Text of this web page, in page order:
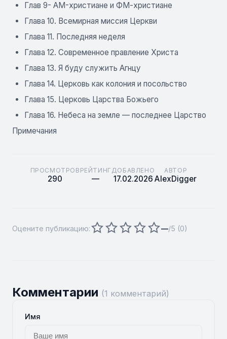
Глав 9- AM-христиане и ФМ-христиане
Глава 10. Всемирная миссия Церкви
Глава 11. Последняя неделя
Глава 12. Современное правление Христа
Глава 13. Я буду служить Агнцу
Глава 14. Церковь как колония и посольство
Глава 15. Церковь Царства Божьего
Глава 16. Небеса на земле — последнее Царство
Примечания
ПРОСМОТРОВ
290
РЕЙТИНГ
—
ДОБАВЛЕНО
17.02.2026
АВТОР
AlexDigger
Оцените публикацию: —/5 (0)
Комментарии (1 комментарий)
Имя